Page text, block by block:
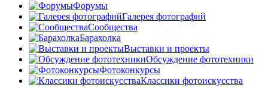
Форумы
Галерея фотографий
Сообщества
Барахолка
Выставки и проекты
Обсуждение фототехники
Фотоконкурсы
Классики фотоискусства